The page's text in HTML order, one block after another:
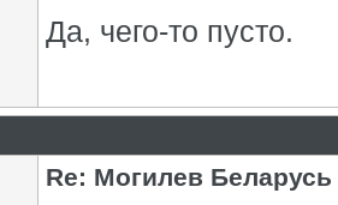
Да, чего-то пусто.
Re: Могилев Беларусь